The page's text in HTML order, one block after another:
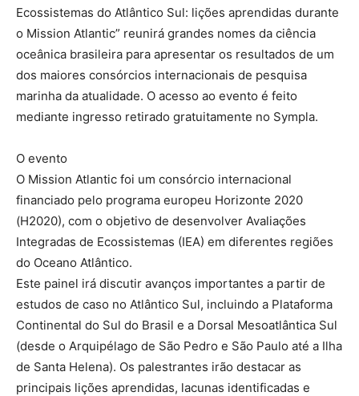
Ecossistemas do Atlântico Sul: lições aprendidas durante
o Mission Atlantic” reunirá grandes nomes da ciência
oceânica brasileira para apresentar os resultados de um
dos maiores consórcios internacionais de pesquisa
marinha da atualidade. O acesso ao evento é feito
mediante ingresso retirado gratuitamente no Sympla.
O evento
O Mission Atlantic foi um consórcio internacional
financiado pelo programa europeu Horizonte 2020
(H2020), com o objetivo de desenvolver Avaliações
Integradas de Ecossistemas (IEA) em diferentes regiões
do Oceano Atlântico.
Este painel irá discutir avanços importantes a partir de
estudos de caso no Atlântico Sul, incluindo a Plataforma
Continental do Sul do Brasil e a Dorsal Mesoatlântica Sul
(desde o Arquipélago de São Pedro e São Paulo até a Ilha
de Santa Helena). Os palestrantes irão destacar as
principais lições aprendidas, lacunas identificadas e